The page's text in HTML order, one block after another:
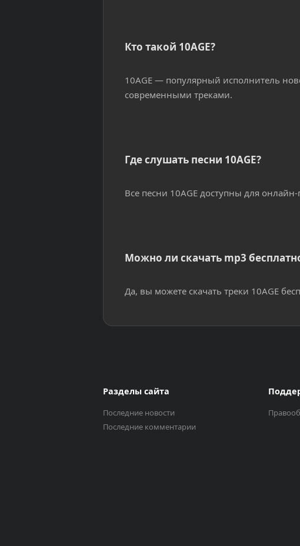
Кто такой 10AGE?
10AGE — популярный исполнитель
современными треками.
Где слушать песни 10AGE?
Все песни 10AGE доступны для
Можно ли скачать mp3
Да, вы можете скачать треки 10AGE
Разделы сайта
Последние новости
Последние комментарии